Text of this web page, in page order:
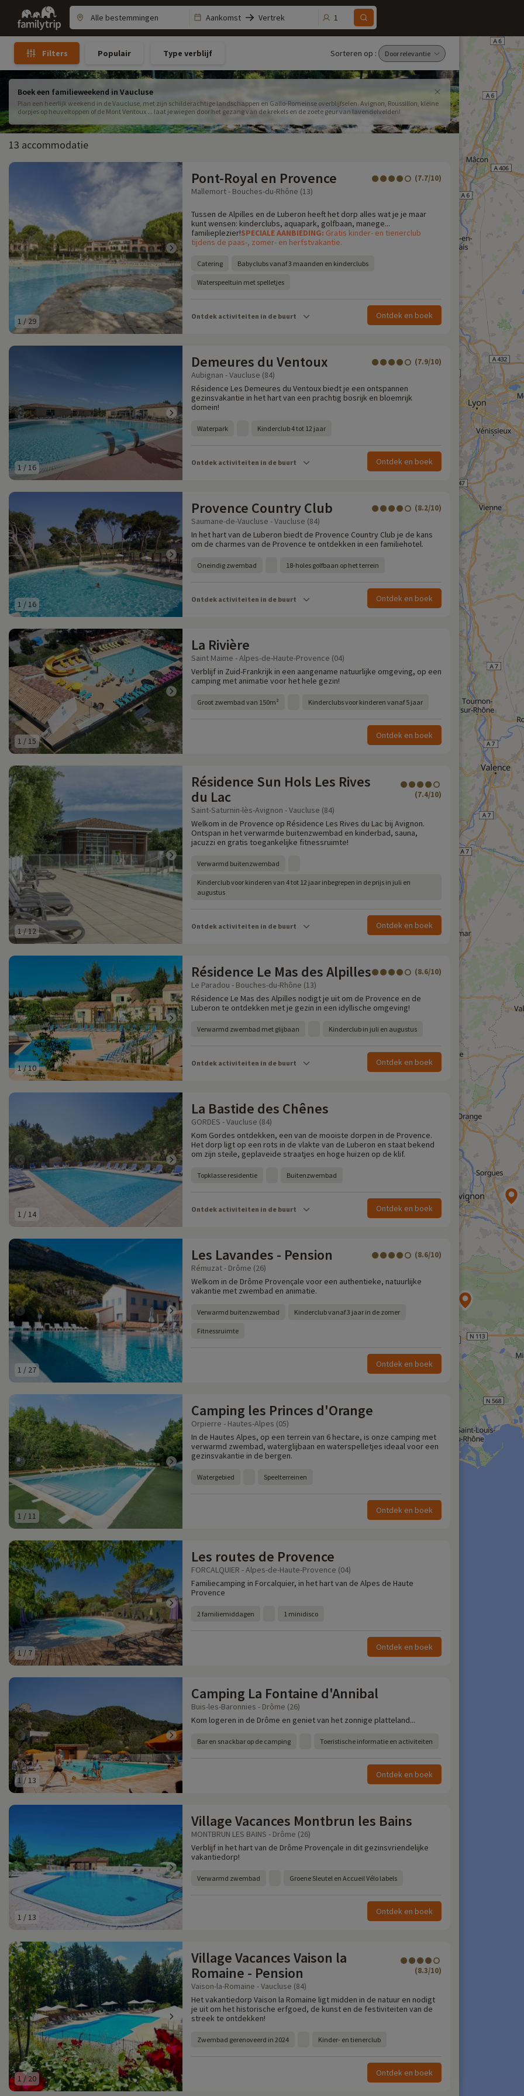
Family
trip
Aankomst Vertrek 1
Filters Populair Type verblijf Sorteren op :
Boek een familieweekend in Vaucluse
Plan een heerlijk weekend in de Vaucluse, met zijn schilderachtige landschappen en Gallo-Romeinse overblijfselen. Avignon, Roussillon, kleine
dorpjes op heuveltoppen of de Mont Ventoux ... laat je wiegen door het gezang van de krekels en de zoete geur van lavendelvelden!
13 accommodatie
1 / 29
Pont-Royal en Provence (7.7/10)
Mallemort - Bouches-du-Rhône (13)
Tussen de Alpilles en de Luberon heeft het dorp alles wat je je maar
kunt wensen: kinderclubs, aquapark, golfbaan, manege...
familieplezier!SPECIALE AANBIEDING: Gratis kinder- en tienerclub
tijdens de paas-, zomer- en herfstvakantie.
Catering Babyclubs vanaf 3 maanden en kinderclubs
Waterspeeltuin met spelletjes
Ontdek activiteiten in de buurt Ontdek en boek
1/16
Demeures du Ventoux (7.9/10)
Aubignan - Vaucluse (84)
Résidence Les Demeures du Ventoux biedt je een ontspannen
gezinsvakantie in het hart van een prachtig bosrijk en bloemrijk
domein!
Waterpark Kinderclub 4 tot 12 jaar
Ontdek activiteiten in de buurt Ontdek en boek
1 /16
Provence Country Club (8.2/10)
Saumane-de-Vaucluse - Vaucluse (84)
In het hart van de Luberon biedt de Provence Country Club je de kans
om de charmes van de Provence te ontdekken in een familiehotel.
Oneindig zwembad 18-holes golfbaan op het terrein
Ontdek activiteiten in de buurt Ontdek en boek
1 / 15
La Rivière
Saint Maime - Alpes-de-Haute-Provence (04)
Verblijf in Zuid-Frankrijk in een aangename natuurlijke omgeving, op een
camping met animatie voor het hele gezin!
Groot zwembad van 150m² Kinderclubs voor kinderen vanaf 5 jaar
Ontdek en boek
1/12
Résidence Sun Hols Les Rives
du Lac
(7.4/10)
Saint-Saturnin-lès-Avignon - Vaucluse (84)
Welkom in de Provence op Résidence Les Rives du Lac bij Avignon.
Ontspan in het verwarmde buitenzwembad en kinderbad, sauna,
jacuzzi en gratis toegankelijke fitnessruimte!
Verwarmd buitenzwembad
Kinderclub voor kinderen van 4 tot 12 jaar inbegrepen in de prijs in juli en
augustus
Ontdek activiteiten in de buurt Ontdek en boek
1/10
Résidence Le Mas des Alpilles (8.6/10)
Le Paradou - Bouches-du-Rhône (13)
Résidence Le Mas des Alpilles nodigt je uit om de Provence en de
Luberon te ontdekken met je gezin in een idyllische omgeving!
Verwarmd zwembad met glijbaan Kinderclub in juli en augustus
Ontdek activiteiten in de buurt Ontdek en boek
1 / 14
La Bastide des Chênes
GORDES - Vaucluse (84)
Kom Gordes ontdekken, een van de mooiste dorpen in de Provence.
Het dorp ligt op een rots in de vlakte van de Luberon en staat bekend
om zijn steile, geplaveide straatjes en hoge huizen op de klif.
Topklasse residentie Buitenzwembad
Ontdek activiteiten in de buurt Ontdek en boek
1 / 27
Les Lavandes - Pension (8.6/10)
Rémuzat - Drôme (26)
Welkom in de Drôme Provençale voor een authentieke, natuurlijke
vakantie met zwembad en animatie.
Verwarmd buitenzwembad Kinderclub vanaf 3 jaar in de zomer
Fitnessruimte
Ontdek en boek
1 / 11
Camping les Princes d'Orange
Orpierre - Hautes-Alpes (05)
In de Hautes Alpes, op een terrein van 6 hectare, is onze camping met
verwarmd zwembad, waterglijbaan en waterspelletjes ideaal voor een
gezinsvakantie in de bergen.
Watergebied Speelterreinen
Ontdek en boek
1 /7
Les routes de Provence
FORCALQUIER - Alpes-de-Haute-Provence (04)
Familiecamping in Forcalquier, in het hart van de Alpes de Haute
Provence
2 familiemiddagen 1 minidisco
Ontdek en boek
1 /13
Camping La Fontaine d'Annibal
Buis-les-Baronnies - Drôme (26)
Kom logeren in de Drôme en geniet van het zonnige platteland...
Bar en snackbar op de camping Toeristische informatie en activiteiten
Ontdek en boek
1 / 13
Village Vacances Montbrun les Bains
MONTBRUN LES BAINS - Drôme (26)
Verblijf in het hart van de Drôme Provençale in dit gezinsvriendelijke
vakantiedorp!
Verwarmd zwembad Groene Sleutel en Accueil Vélo labels
Ontdek en boek
1 /20
Village Vacances Vaison la
Romaine - Pension
(8.3/10)
Vaison-la-Romaine - Vaucluse (84)
Het vakantiedorp Vaison la Romaine ligt midden in de natuur en nodigt
je uit om het historische erfgoed, de kunst en de festiviteiten van de
streek te ontdekken!
Zwembad gerenoveerd in 2024 Kinder- en tienerclub
Ontdek en boek